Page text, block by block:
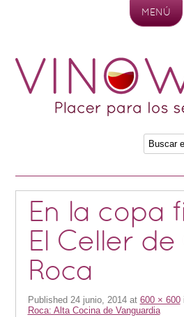
MENÚ
En la copa
El Celler de
Roca
Published 24 junio, 2014at 600 × 600
Roca: Alta Cocina de Vanguardia